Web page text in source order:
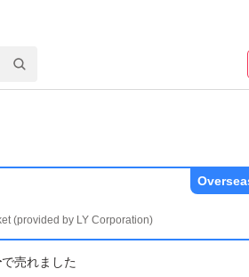
(provided by LY Corporation)
で売れました